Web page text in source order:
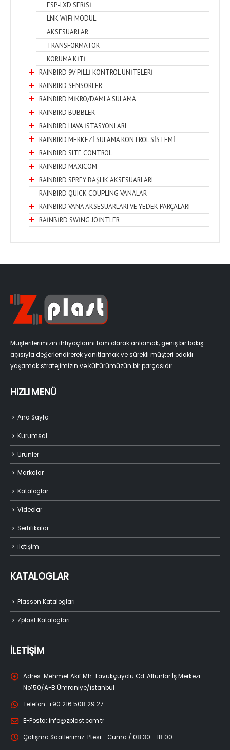
ESP-LXD SERİSİ
LNK WİFİ MODÜL
AKSESUARLAR
TRANSFORMATÖR
KORUMA KİTİ
RAINBIRD 9V PİLLİ KONTROL ÜNİTELERİ
RAINBIRD SENSÖRLER
RAINBIRD MİKRO/DAMLA SULAMA
RAINBIRD BUBBLER
RAINBIRD HAVA İSTASYONLARI
RAINBIRD MERKEZİ SULAMA KONTROL SİSTEMİ
RAINBIRD SITE CONTROL
RAINBIRD MAXICOM
RAINBIRD SPREY BAŞLIK AKSESUARLARI
RAINBIRD QUICK COUPLING VANALAR
RAINBIRD VANA AKSESUARLARI VE YEDEK PARÇALARI
RAİNBİRD SWİNG JOİNTLER
Müşterilerimizin ihtiyaçlarını tam olarak anlamak, geniş bir bakış
açısıyla değerlendirerek yanıtlamak ve sürekli müşteri odaklı
yaşamak stratejimizin ve kültürümüzün bir parçasıdır.
HIZLI MENÜ
Ana Sayfa
Kurumsal
Ürünler
Markalar
Kataloglar
Videolar
Sertifikalar
İletişim
KATALOGLAR
Plasson Katalogları
Zplast Katalogları
İLETİŞİM
Adres: Mehmet Akif Mh. Tavukçuyolu Cd. Altunlar İş Merkezi
No150/A-B Ümraniye/İstanbul
Telefon: +90 216 508 29 27
E-Posta: info@zplast.com.tr
Çalışma Saatlerimiz: Ptesi - Cuma / 08:30 - 18:00